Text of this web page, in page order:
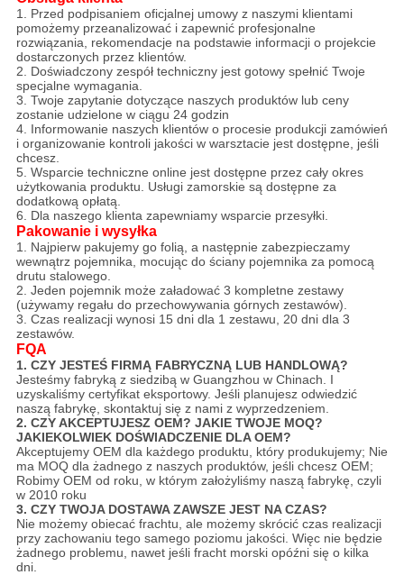
1. Przed podpisaniem oficjalnej umowy z naszymi klientami
pomożemy przeanalizować i zapewnić profesjonalne
rozwiązania, rekomendacje na podstawie informacji o projekcie
dostarczonych przez klientów.
2. Doświadczony zespół techniczny jest gotowy spełnić Twoje
specjalne wymagania.
3. Twoje zapytanie dotyczące naszych produktów lub ceny
zostanie udzielone w ciągu 24 godzin
4. Informowanie naszych klientów o procesie produkcji zamówień
i organizowanie kontroli jakości w warsztacie jest dostępne, jeśli
chcesz.
5. Wsparcie techniczne online jest dostępne przez cały okres
użytkowania produktu. Usługi zamorskie są dostępne za
dodatkową opłatą.
6. Dla naszego klienta zapewniamy wsparcie przesyłki.
Pakowanie i wysyłka
1. Najpierw pakujemy go folią, a następnie zabezpieczamy
wewnątrz pojemnika, mocując do ściany pojemnika za pomocą
drutu stalowego.
2. Jeden pojemnik może załadować 3 kompletne zestawy
(używamy regału do przechowywania górnych zestawów).
3. Czas realizacji wynosi 15 dni dla 1 zestawu, 20 dni dla 3
zestawów.
FQA
1. CZY JESTEŚ FIRMĄ FABRYCZNĄ LUB HANDLOWĄ?
Jesteśmy fabryką z siedzibą w Guangzhou w Chinach. I
uzyskaliśmy certyfikat eksportowy. Jeśli planujesz odwiedzić
naszą fabrykę, skontaktuj się z nami z wyprzedzeniem.
2. CZY AKCEPTUJESZ OEM? JAKIE TWOJE MOQ?
JAKIEKOLWIEK DOŚWIADCZENIE DLA OEM?
Akceptujemy OEM dla każdego produktu, który produkujemy; Nie
ma MOQ dla żadnego z naszych produktów, jeśli chcesz OEM;
Robimy OEM od roku, w którym założyliśmy naszą fabrykę, czyli
w 2010 roku
3. CZY TWOJA DOSTAWA ZAWSZE JEST NA CZAS?
Nie możemy obiecać frachtu, ale możemy skrócić czas realizacji
przy zachowaniu tego samego poziomu jakości. Więc nie będzie
żadnego problemu, nawet jeśli fracht morski opóźni się o kilka
dni.